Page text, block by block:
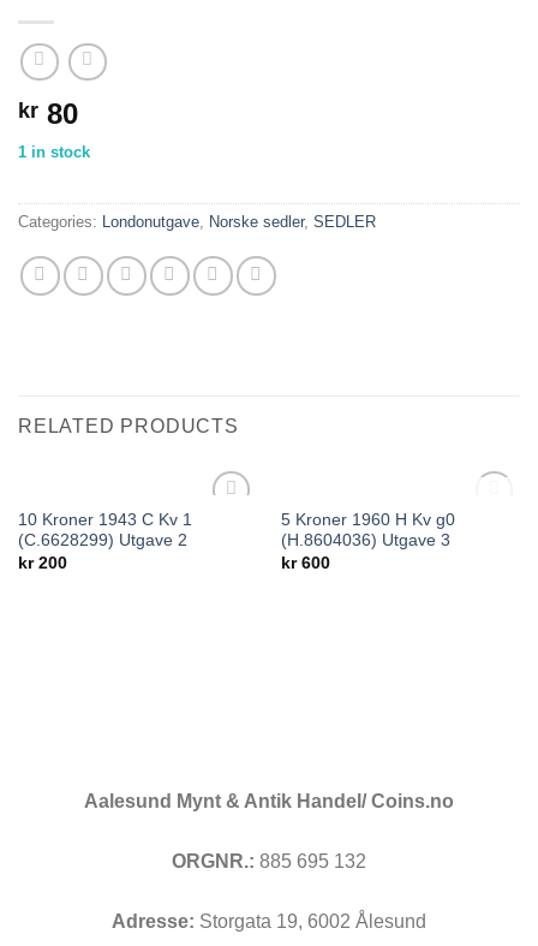
kr 80
1 in stock
Categories: Londonutgave Norske sedler, SEDLER
RELATED PRODUCTS
10 Kroner 1943 C Kv 1
(C.6628299) Utgave 2
kr200
OUT OF STOCK
5 Kroner 1960 H Kv g0
(H.8604036) Utgave 3
kr600
Aalesund Mynt & Antik Handel/ Coins.no
ORGNR.: 885 695 132
Adresse: Storgata 19, 6002 Ålesund